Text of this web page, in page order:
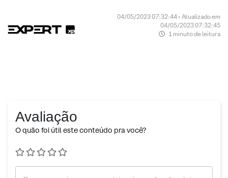
04/05/2023 07:32:44 • Atualizado em
04/05/2023 07:32:45
1 minuto de leitura
Avaliação
O quão foi útil este conteúdo pra você?